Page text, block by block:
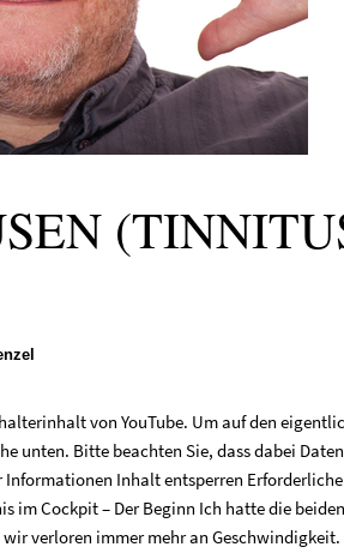
von YouTube. Um auf den
unten. Bitte beachten Sie, dass dabei
Inhalt entsperren
im Cockpit – Der Beginn Ich hatte die
verloren immer mehr an Geschwindigkeit.